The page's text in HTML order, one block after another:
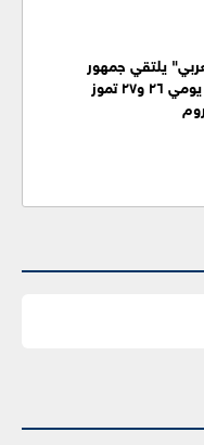
يلتقي جمهور
جرش في أمسيتين يومي ٢٦ و٢٧ تموز